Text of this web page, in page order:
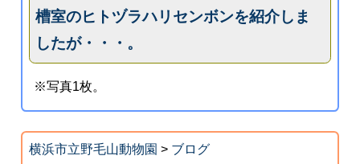
槽室のヒトヅラハリセンボンを紹介しま
したが・・・。
※写真1枚。
横浜市立野毛山動物園 > ブログ